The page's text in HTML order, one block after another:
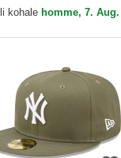
New Era
kohale homme, 7. Aug.